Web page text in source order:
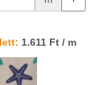
1.611 Ft / m